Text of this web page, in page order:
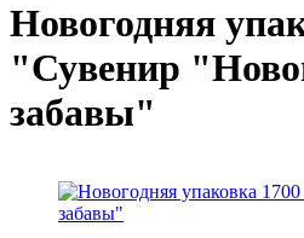
Новогодняя
"Сувенир
забавы"